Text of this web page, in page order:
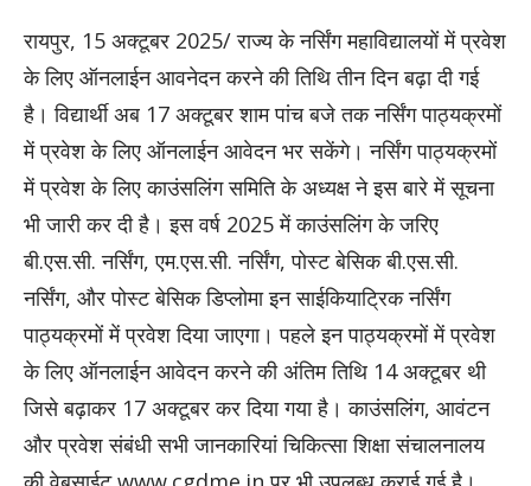
रायपुर, 15 अक्टूबर 2025/ राज्य के नर्सिंग महाविद्यालयों में प्रवेश
के लिए ऑनलाईन आवनेदन करने की तिथि तीन दिन बढ़ा दी गई
है। विद्यार्थी अब 17 अक्टूबर शाम पांच बजे तक नर्सिंग पाठ्यक्रमों
में प्रवेश के लिए ऑनलाईन आवेदन भर सकेंगे। नर्सिंग पाठ्यक्रमों
में प्रवेश के लिए काउंसलिंग समिति के अध्यक्ष ने इस बारे में सूचना
भी जारी कर दी है। इस वर्ष 2025 में काउंसलिंग के जरिए
बी.एस.सी. नर्सिंग, एम.एस.सी. नर्सिंग, पोस्ट बेसिक बी.एस.सी.
नर्सिंग, और पोस्ट बेसिक डिप्लोमा इन साईकियाट्रिक नर्सिंग
पाठ्यक्रमों में प्रवेश दिया जाएगा। पहले इन पाठ्यक्रमों में प्रवेश
के लिए ऑनलाईन आवेदन करने की अंतिम तिथि 14 अक्टूबर थी
जिसे बढ़ाकर 17 अक्टूबर कर दिया गया है। काउंसलिंग, आवंटन
और प्रवेश संबंधी सभी जानकारियां चिकित्सा शिक्षा संचालनालय